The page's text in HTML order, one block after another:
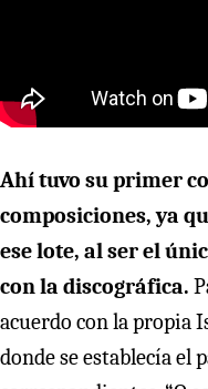
Ahí tuvo su primer
composiciones, ya
ese lote, al ser el
con la discográfica.
acuerdo con la propia
donde se establecía el